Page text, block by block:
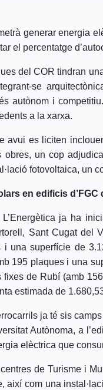
generar energia
el percentatge
del COR tindran
se
autònom i
a la xarxa.
avui es liciten
obres, un cop
fotovoltaica, un
en edificis
L’Energètica ja ha
Sant Cugat del
i una superfície de
195 plaques i una
fixes de Rubí (amb
estimada de
ja té sis
Autònoma, a
elèctrica que
de Turisme i
així com una